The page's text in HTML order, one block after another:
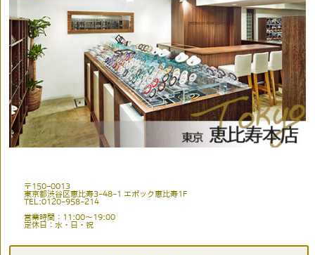
〒150-0013
東京都渋谷区恵比寿3-48-1 エポック恵比寿1F
TEL:0120-958-214
営業時間：11:00〜19:00
定休日：水・日・祝